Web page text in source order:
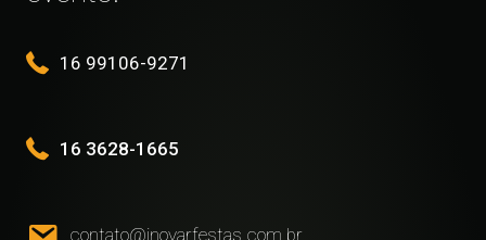
16 99106-9271
16 3628-1665
contato@inovarfestas.com.br